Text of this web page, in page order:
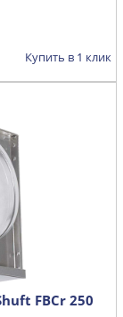
Купить в 1 клик
FBCr 250